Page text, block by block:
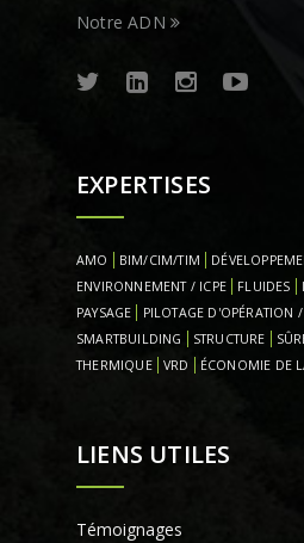
Notre ADN
EXPERTISES
AMO BIM/CIM/TIM
ENVIRONNEMENT / ICPE
FLUIDES
PAYSAGE
PILOTAGE D'OPÉRATION
SMARTBUILDING
STRUCTURE
THERMIQUE
VRD ÉCONOMIE DE
LIENS UTILES
Témoignages